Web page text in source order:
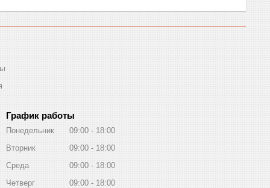
График работы
Понедельник 09:00
18:00
Вторник
09:00
18:00
Среда
09:00
18:00
Четверг
09:00
18:00